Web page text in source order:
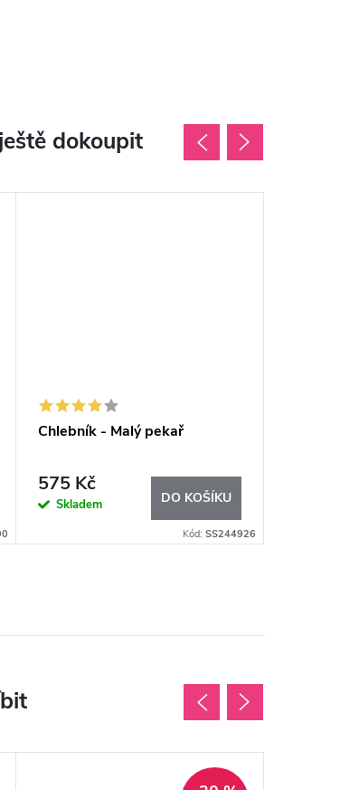
dokoupit
Chlebník - Malý pekař
575 Kč
Skladem DO KOŠÍKU
Kód: SS244926